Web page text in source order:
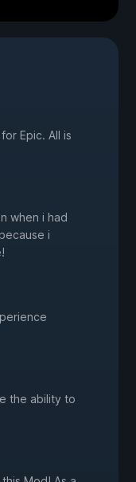
Epic. All is
when i had
i
the ability to